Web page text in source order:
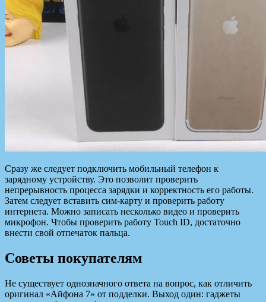
Сразу же следует подключить мобильный телефон к
зарядному устройству. Это позволит проверить
непрерывность процесса зарядки и корректность его работы.
Затем следует вставить сим-карту и проверить работу
интернета. Можно записать несколько видео и проверить
микрофон. Чтобы проверить работу Touch ID, достаточно
внести свой отпечаток пальца.
Советы покупателям
Не существует однозначного ответа на вопрос, как отличить
оригинал «Айфона 7» от подделки. Выход один: гаджеты